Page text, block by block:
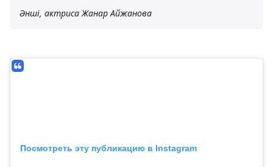
Әнші, актриса Жанар Айжанова
Посмотреть эту публикацию в Instagram